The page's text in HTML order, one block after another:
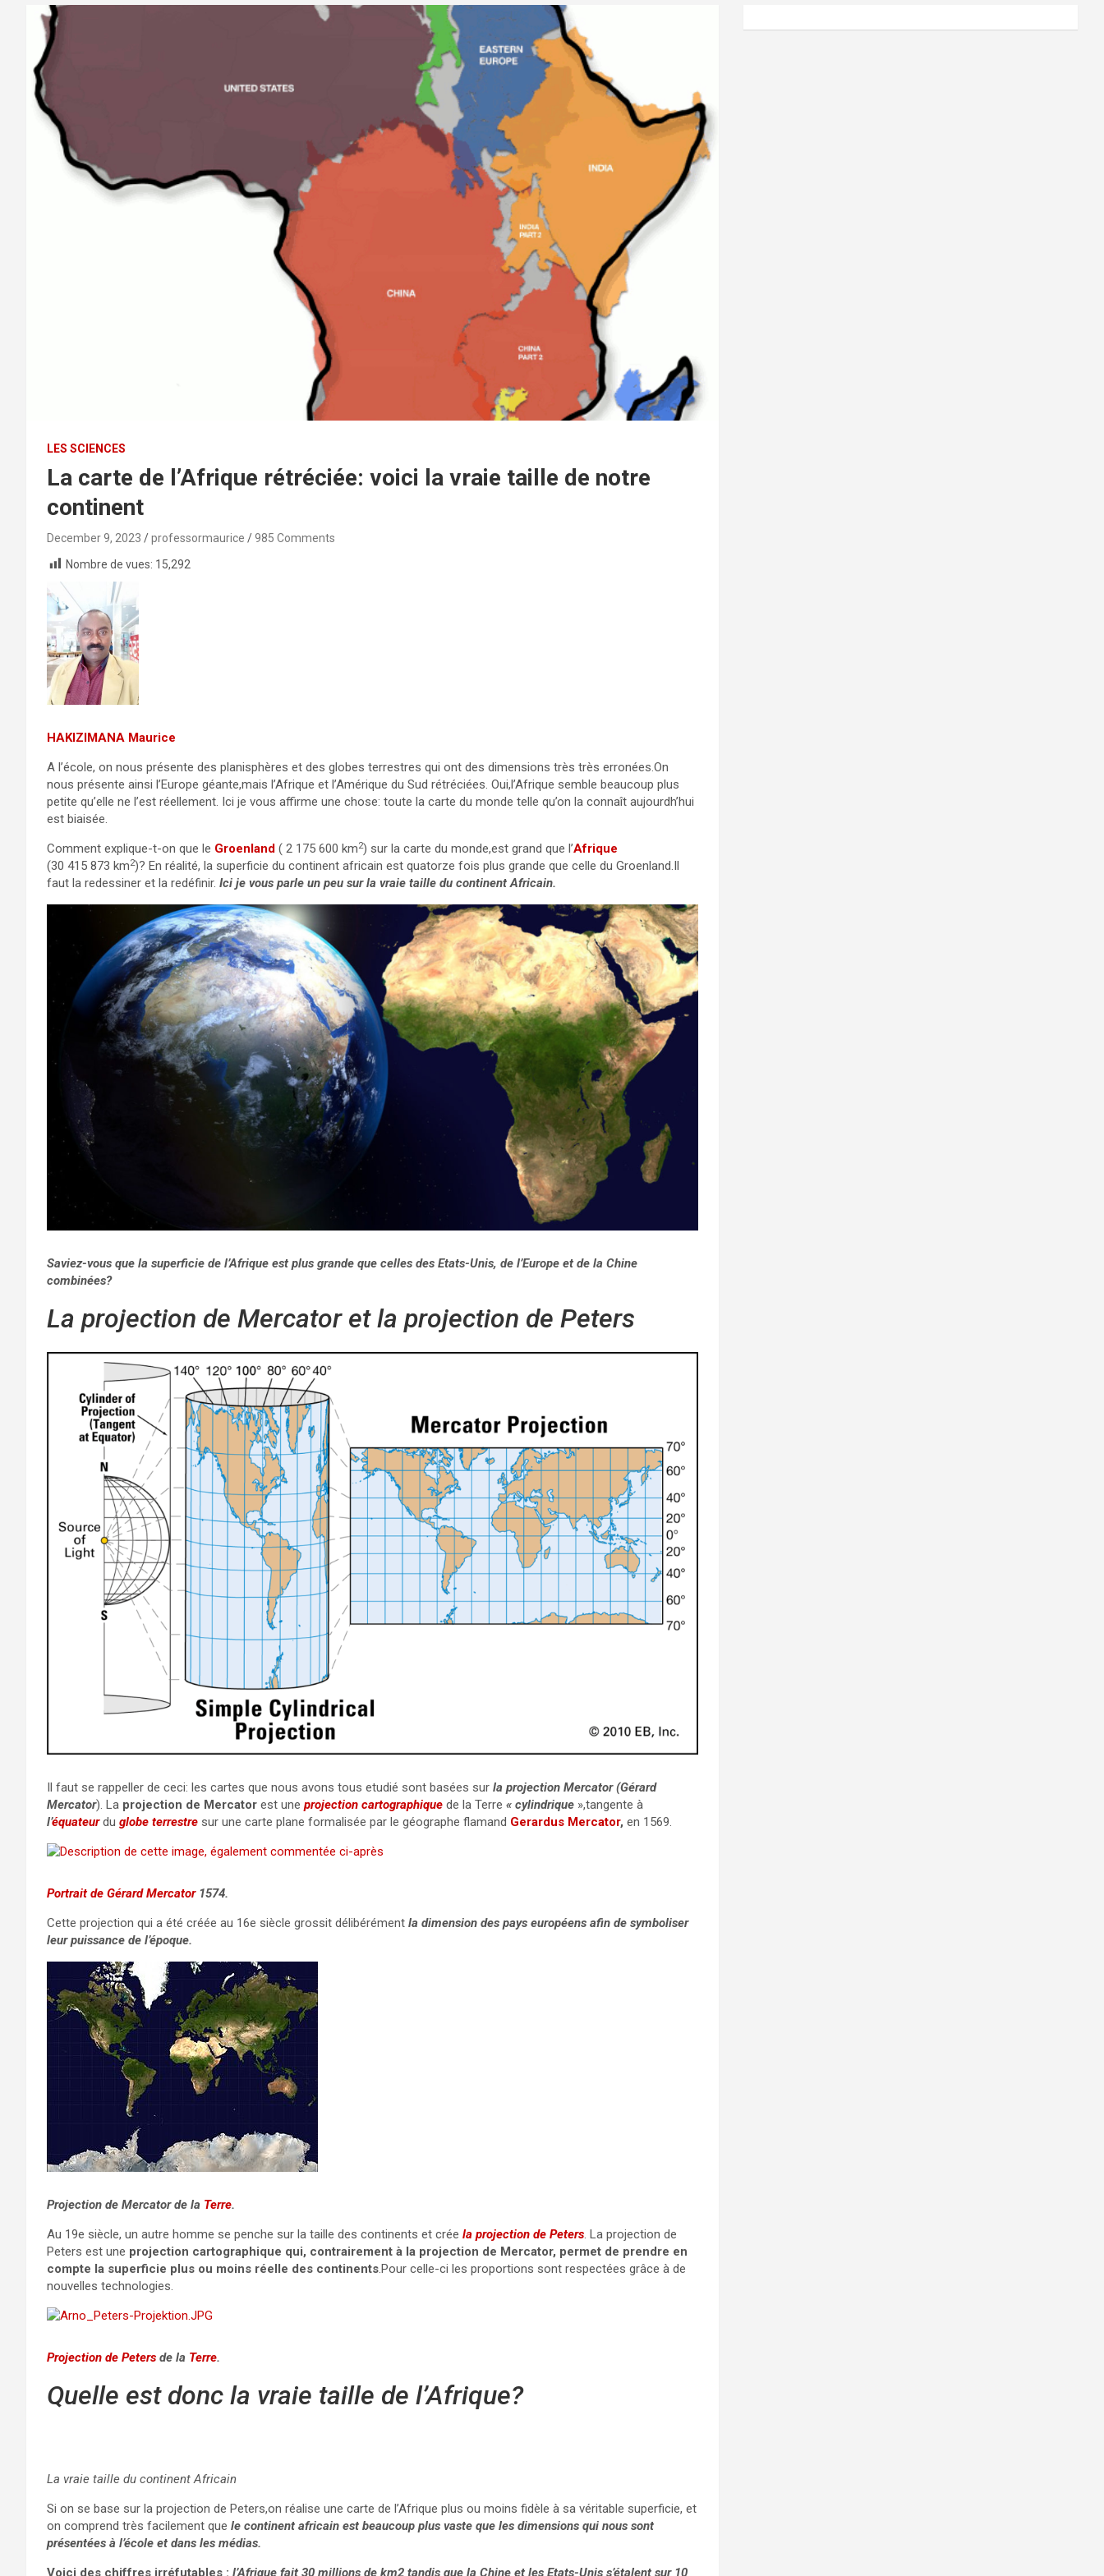
LES SCIENCES
La carte de l’Afrique rétréciée: voici la vraie taille de notre
continent
December 9, 2023 professormaurice
985 Comments
Nombre de vues: 15,292
HAKIZIMANA Maurice
A l’école, on nous présente des planisphères et des globes terrestres qui ont des dimensions très très erronées.On
nous présente ainsi l’Europe géante,mais l’Afrique et l’Amérique du Sud rétréciées. Oui,l’Afrique semble beaucoup plus
petite qu’elle ne l’est réellement. Ici je vous affirme une chose: toute la carte du monde telle qu’on la connaît aujourdh’hui
est biaisée.
Comment explique-t-on que le Groenland ( 2 175 600 km2) sur la carte du monde,est grand que l’Afrique
(30 415 873 km2)? En réalité, la superficie du continent africain est quatorze fois plus grande que celle du Groenland.Il
faut la redessiner et la redéfinir. Ici je vous parle un peu sur la vraie taille du continent Africain.
Saviez-vous que la superficie de l’Afrique est plus grande que celles des Etats-Unis, de l’Europe et de la Chine
combinées?
La projection de Mercator et la projection de Peters
Il faut se rappeller de ceci: les cartes que nous avons tous etudié sont basées sur la projection Mercator (Gérard
Mercator). La projection de Mercator est une projection cartographique de la Terre « cylindrique »,tangente à
l’équateur du globe terrestre sur une carte plane formalisée par le géographe flamand Gerardus Mercator, en 1569.
Portrait de Gérard Mercator1574.
Cette projection qui a été créée au 16e siècle grossit délibérément la dimension des pays européens afin de symboliser
leur puissance de l’époque.
Projection de Mercator de la Terre.
Au 19e siècle, un autre homme se penche sur la taille des continents et crée la projection de Peters. La projection de
Peters est une projection cartographique qui, contrairement à la projection de Mercator, permet de prendre en
compte la superficie plus ou moins réelle des continents.Pour celle-ci les proportions sont respectées grâce à de
nouvelles technologies.
Projection de Peters de la Terre.
Quelle est donc la vraie taille de l’Afrique?
La vraie taille du continent Africain
Si on se base sur la projection de Peters,on réalise une carte de l’Afrique plus ou moins fidèle à sa véritable superficie, et
on comprend très facilement que le continent africain est beaucoup plus vaste que les dimensions qui nous sont
présentées à l’école et dans les médias.
Voici des chiffres irréfutables : l’Afrique fait 30 millions de km2 tandis que la Chine et les Etats-Unis s’étalent sur 10